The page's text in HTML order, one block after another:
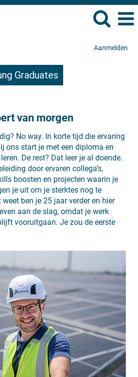
Aanmelden
Graduates
van morgen
No way. In korte tijd die ervaring
ons start je met een diploma en
De rest? Dat leer je al doende.
door ervaren collega’s,
boosten en projecten waarin je
je uit om je sterktes nog te
weet ben je 25 jaar verder en hier
aan de slag, omdat je werk
vooruitgaan. Je zou de eerste